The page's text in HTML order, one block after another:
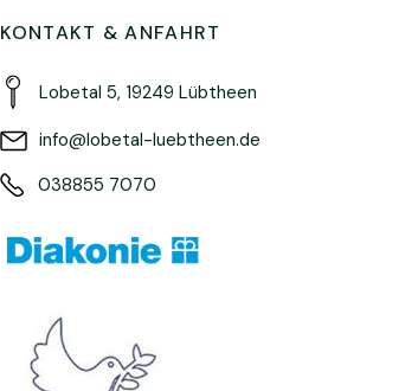
KONTAKT & ANFAHRT
Lobetal 5, 19249 Lübtheen
info@lobetal-luebtheen.de
038855 7070